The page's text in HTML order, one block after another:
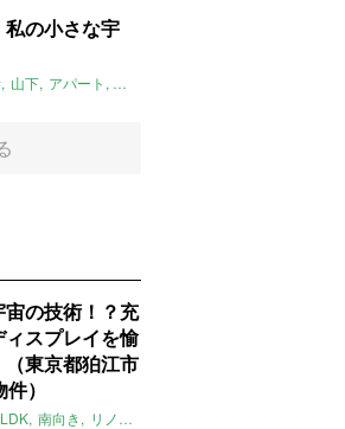
の小さな宇
山下 アパート リノベーション
の技術！？充
スプレイを愉
（東京都狛江市
）
南向き リノベ